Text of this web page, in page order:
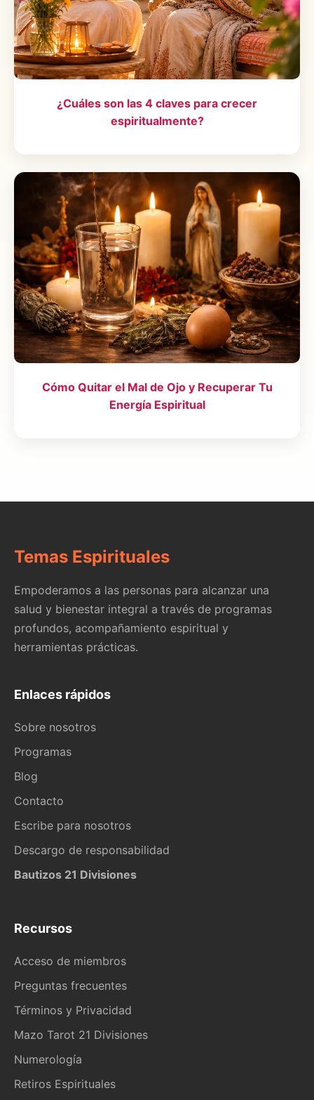
¿Cuáles son las 4 claves para crecer
espiritualmente?
Cómo Quitar el Mal de Ojo y Recuperar Tu
Energía Espiritual
Temas Espirituales
Empoderamos a las personas para alcanzar una
salud y bienestar integral a través de programas
profundos, acompañamiento espiritual y
herramientas prácticas.
Enlaces rápidos
Sobre nosotros
Programas
Blog
Contacto
Escribe para nosotros
Descargo de responsabilidad
Bautizos 21 Divisiones
Recursos
Acceso de miembros
Preguntas frecuentes
Términos y Privacidad
Mazo Tarot 21 Divisiones
Numerología
Retiros Espirituales